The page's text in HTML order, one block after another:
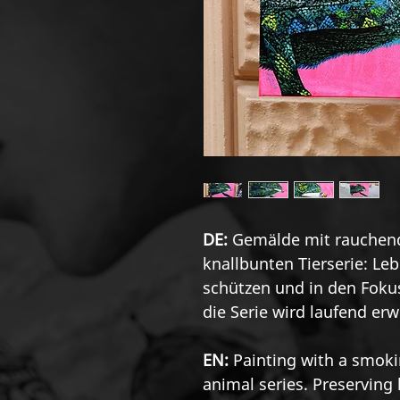
DE: Gemälde mit
knallbunten Tierserie:
schützen und in den
die Serie wird laufend
EN: Painting with a
animal series.